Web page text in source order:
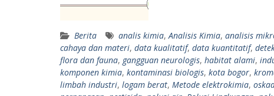
Berita analis kimia, Analisis Kimia, analisis
cahaya dan materi, data kualitatif, data kuantitatif,
flora dan fauna, gangguan neurologis, habitat alami,
komponen kimia, kontaminasi biologis, kota bogor,
limbah industri, logam berat, Metode elektrokimia,